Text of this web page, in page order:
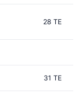
28 TE
31 TE